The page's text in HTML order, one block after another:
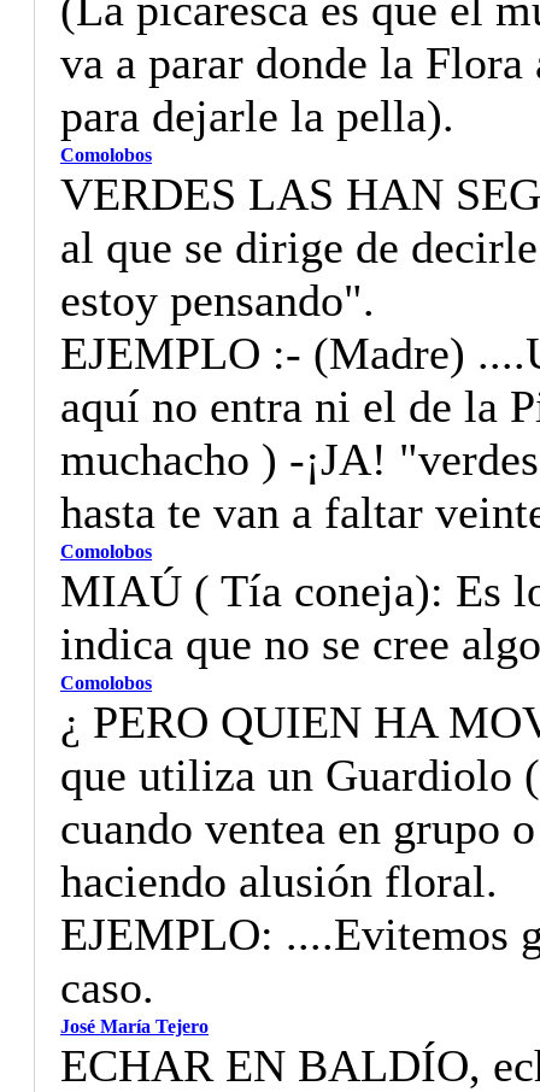
va a parar donde la
para dejarle la pella).
Comolobos
VERDES LAS HAN
al que se dirige de
estoy pensando".
EJEMPLO :- (Madre)
aquí no entra ni el de la
muchacho ) -¡JA!
hasta te van a faltar
Comolobos
MIAÚ ( Tía coneja): Es
indica que no se cree
Comolobos
¿ PERO QUIEN HA
que utiliza un Guardiolo
cuando ventea en grupo
haciendo alusión floral.
EJEMPLO: ....Evitemos
caso.
José María Tejero
ECHAR EN BALDÍO,